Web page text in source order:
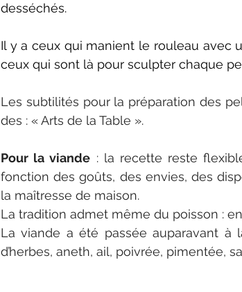
desséchés.
Il y a ceux qui manient le rouleau avec
ceux qui sont là pour sculpter chaque
Les subtilités pour la préparation des
des : « Arts de la Table ».
Pour la viande : la recette reste
fonction des goûts, des envies, des
la maîtresse de maison.
La tradition admet même du poisson :
La viande a été passée auparavant à
d’herbes, aneth, ail, poivrée, pimentée,